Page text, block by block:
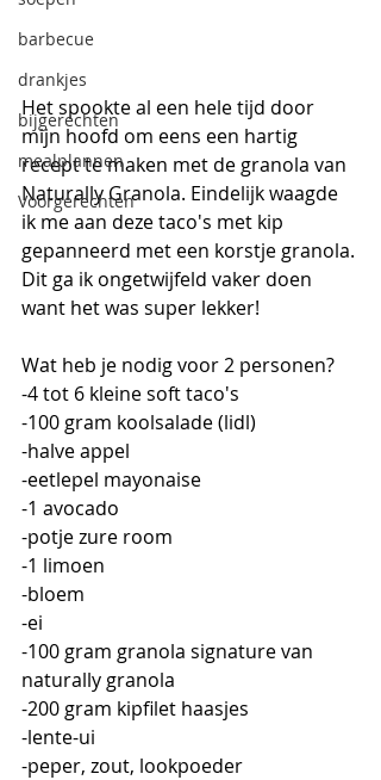
barbecue
drankjes
bijgerechten
mealplannen
Voorgerechten
Het spookte al een hele tijd door
mijn hoofd om eens een hartig
recept te maken met de granola van
Naturally Granola. Eindelijk waagde
ik me aan deze taco's met kip
gepanneerd met een korstje granola.
Dit ga ik ongetwijfeld vaker doen
want het was super lekker!
Wat heb je nodig voor 2 personen?
-4 tot 6 kleine soft taco's
-100 gram koolsalade (lidl)
-halve appel
-eetlepel mayonaise
-1 avocado
-potje zure room
-1 limoen
-bloem
-ei
-100 gram granola signature van
naturally granola
-200 gram kipfilet haasjes
-lente-ui
-peper, zout, lookpoeder